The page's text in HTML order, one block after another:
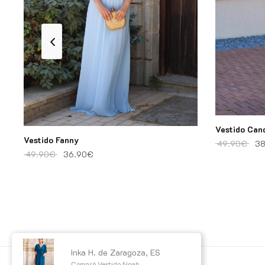
Vestido Fanny
49.90€ El precio original era: 49.90€.
36.90€
Vestido
49.90€ El
Inka H. de Zaragoza, ES